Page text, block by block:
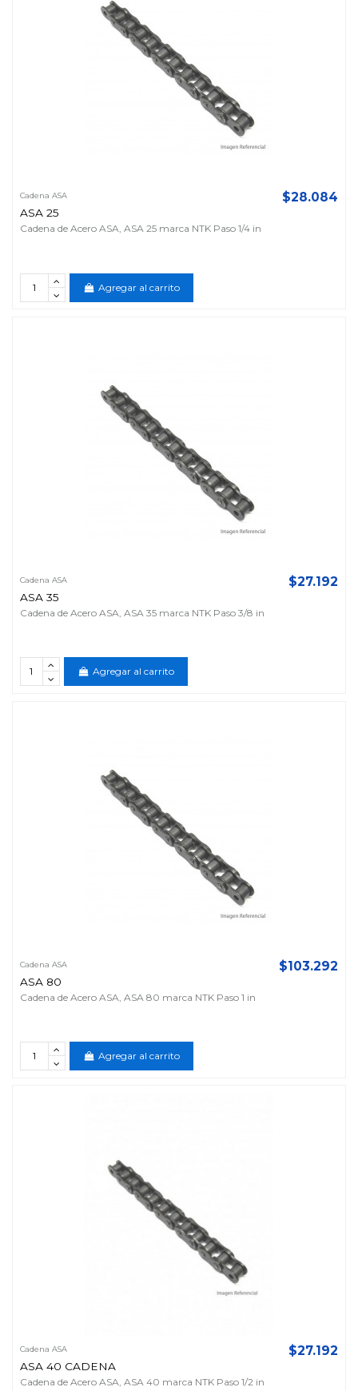
Cadena ASA
ASA 25
$28.084
Cadena de Acero ASA, ASA 25 marca NTK Paso 1/4 in
Agregar al carrito
Cadena ASA
ASA 35
$27.192
Cadena de Acero ASA, ASA 35 marca NTK Paso 3/8 in
Agregar al carrito
Cadena ASA
ASA 80
$103.292
Cadena de Acero ASA, ASA 80 marca NTK Paso 1 in
Agregar al carrito
Cadena ASA
ASA 40 CADENA
$27.192
Cadena de Acero ASA, ASA 40 marca NTK Paso 1/2 in